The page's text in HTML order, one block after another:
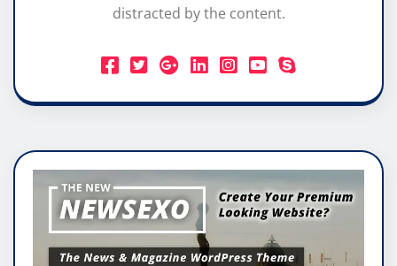
distracted by the content.